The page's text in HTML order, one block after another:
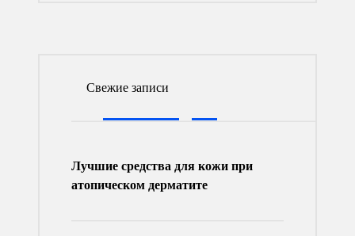
Свежие записи
Лучшие средства для кожи при
атопическом дерматите